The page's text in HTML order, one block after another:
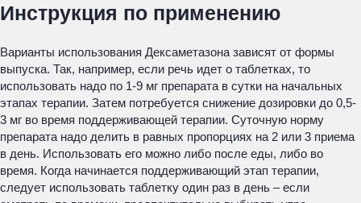
Инструкция по применению
Варианты использования Дексаметазона зависят от формы
выпуска. Так, например, если речь идет о таблетках, то
использовать надо по 1-9 мг препарата в сутки на начальных
этапах терапии. Затем потребуется снижение дозировки до 0,5-
3 мг во время поддерживающей терапии. Суточную норму
препарата надо делить в равных пропорциях на 2 или 3 приема
в день. Использовать его можно либо после еды, либо во
время. Когда начинается поддерживающий этап терапии,
следует использовать таблетку один раз в день – если